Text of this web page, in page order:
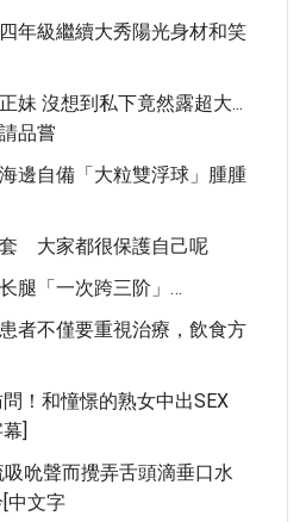
年級繼續大秀陽光身材和笑
妹 沒想到私下竟然露超大...
品嘗
邊自備「大粒雙浮球」腫腫
大家都很保護自己呢
腿「一次跨三阶」…
者不僅要重視治療，飲食方
！和憧憬的熟女中出SEX
]
吮聲而攪弄舌頭滴垂口水
中文字